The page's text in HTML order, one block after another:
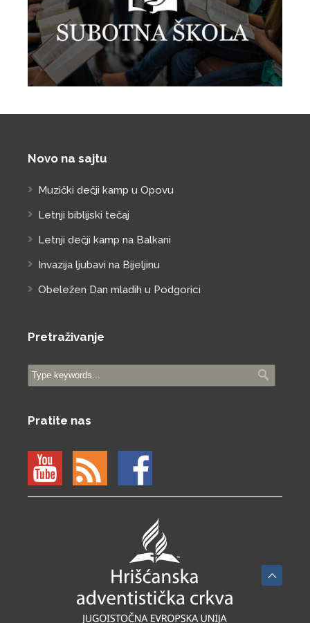
Novo na sajtu
Muzički dečji kamp u Opovu
Letnji biblijski tečaj
Letnji dečji kamp na Balkani
Invazija ljubavi na Bijeljinu
Obeležen Dan mladih u Podgorici
Pretraživanje
Pratite nas